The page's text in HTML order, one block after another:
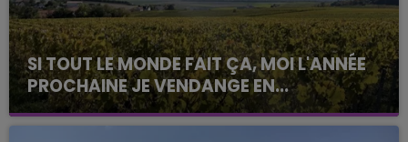
SI TOUT LE MONDE FAIT ÇA, MOI L'ANNÉE
PROCHAINE JE VENDANGE EN...
La vendange en Champagne a débuté ce jeudi 6
août dans la commune de Montgueux (Aube). Du